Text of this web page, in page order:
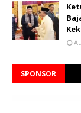
SPONSOR